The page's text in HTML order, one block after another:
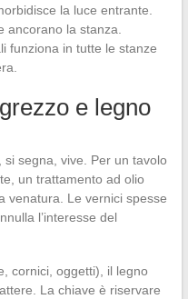
la luce entrante.
ancorano la stanza.
funziona in tutte le stanze
e legno
segna, vive. Per un tavolo
un trattamento ad olio
venatura. Le vernici spesse
l’interesse del
cornici, oggetti), il legno
La chiave è riservare